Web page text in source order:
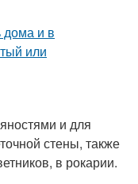
и для
стены, также
в рокарии.